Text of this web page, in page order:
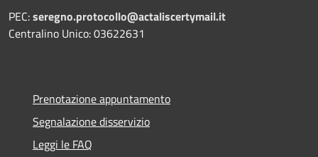
PEC:seregno.protocollo@actaliscertymail.it
Centralino Unico: 03622631
Prenotazione appuntamento
Segnalazione disservizio
Leggi le FAQ